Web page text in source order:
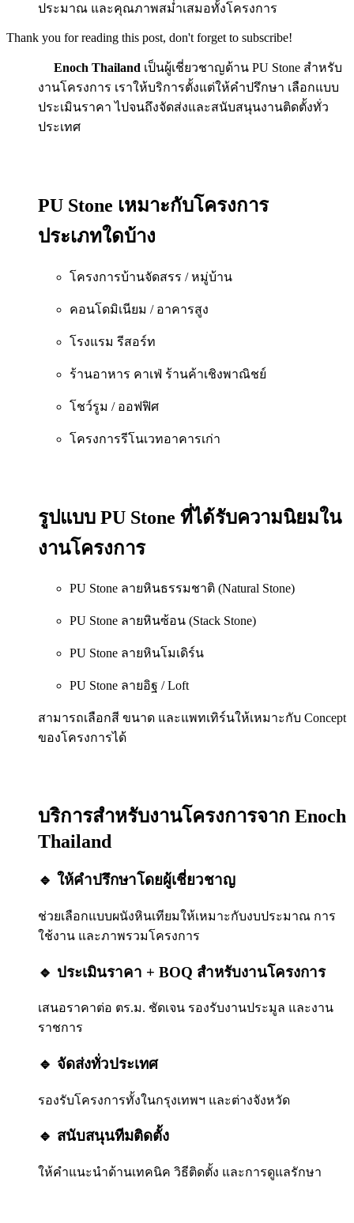
ประมาณ และคุณภาพสม่ำเสมอทั้งโครงการ
Thank you for reading this post, don't forget to subscribe!
Enoch Thailand เป็นผู้เชี่ยวชาญด้าน PU Stone สำหรับ
งานโครงการ เราให้บริการตั้งแต่ให้คำปรึกษา เลือกแบบ
ประเมินราคา ไปจนถึงจัดส่งและสนับสนุนงานติดตั้งทั่ว
ประเทศ
PU Stone เหมาะกับโครงการ
ประเภทใดบ้าง
โครงการบ้านจัดสรร / หมู่บ้าน
คอนโดมิเนียม / อาคารสูง
โรงแรม รีสอร์ท
ร้านอาหาร คาเฟ่ ร้านค้าเชิงพาณิชย์
โชว์รูม / ออฟฟิศ
โครงการรีโนเวทอาคารเก่า
รูปแบบ PU Stone ที่ได้รับความนิยมใน
งานโครงการ
PU Stone ลายหินธรรมชาติ (Natural Stone)
PU Stone ลายหินซ้อน (Stack Stone)
PU Stone ลายหินโมเดิร์น
PU Stone ลายอิฐ / Loft
สามารถเลือกสี ขนาด และแพทเทิร์นให้เหมาะกับ Concept
ของโครงการได้
บริการสำหรับงานโครงการจาก Enoch
Thailand
🔹 ให้คำปรึกษาโดยผู้เชี่ยวชาญ
ช่วยเลือกแบบผนังหินเทียมให้เหมาะกับงบประมาณ การ
ใช้งาน และภาพรวมโครงการ
🔹 ประเมินราคา + BOQ สำหรับงานโครงการ
เสนอราคาต่อ ตร.ม. ชัดเจน รองรับงานประมูล และงาน
ราชการ
🔹 จัดส่งทั่วประเทศ
รองรับโครงการทั้งในกรุงเทพฯ และต่างจังหวัด
🔹 สนับสนุนทีมติดตั้ง
ให้คำแนะนำด้านเทคนิค วิธีติดตั้ง และการดูแลรักษา